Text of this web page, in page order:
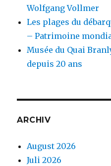
Wolfgang Vollmer
Les plages du
– Patrimoine mondial
Musée du Quai
depuis 20 ans
ARCHIV
August 2026
Juli 2026